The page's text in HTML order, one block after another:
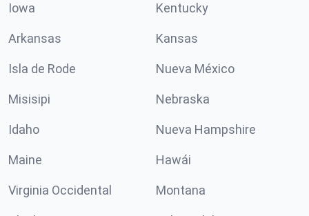
Iowa Kentucky
Arkansas Kansas
Isla de Rode Nueva México
Misisipi Nebraska
Idaho Nueva Hampshire
Maine Hawái
Virginia Occidental Montana